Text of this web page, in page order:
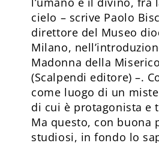
cielo – scrive Paolo
direttore del Museo
Milano,
Madonna della
(Scalpendi editore) –.
come luogo di un
di cui è protagonista e
Ma questo, con buona
studiosi, in fondo lo